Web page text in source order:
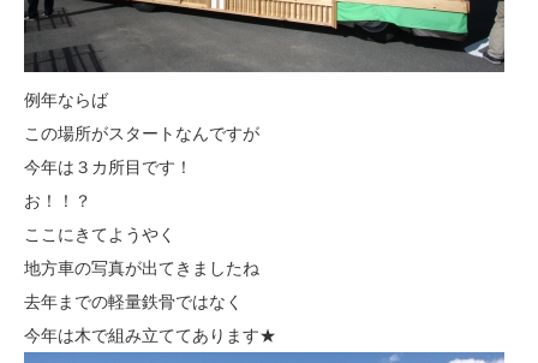
例年ならば
この場所がスタートなんですが
今年は３カ所目です！
お！！？
ここにきてようやく
地方車の写真が出てきましたね
去年までの軽量鉄骨ではなく
今年は木で組み立ててあります★